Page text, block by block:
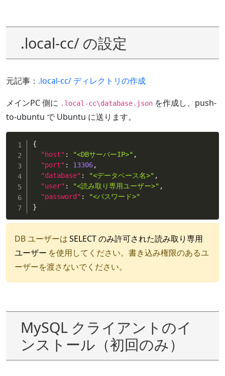
.local-cc/ の設定
元記事： .local-cc/ ディレクトリの作成
メインPC 側に .local-cc\database.json を作成し、push-
to-ubuntu で Ubuntu に送ります。
{
"host" : "<DBサーバーIP>" ,
"port" : 13306,
"database" : "<データベース名>" ,
"user" : "<読み取り専用ユーザー>" ,
"password" :
"<パスワード>"
}
DB ユーザーはSELECT のみ許可された読み取り専用
ユーザー を使用してください。書き込み権限のあるユ
ーザーを渡さないでください。
MySQL クライアントのイ
ンストール（初回のみ）